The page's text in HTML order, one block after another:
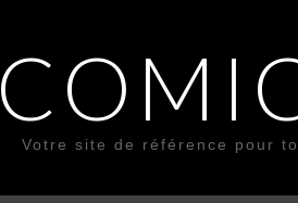
Votre site de référence pour